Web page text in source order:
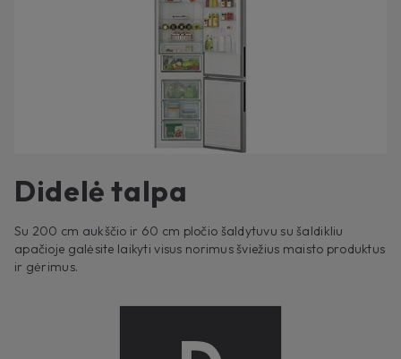
Didelė talpa
Su 200 cm aukščio ir 60 cm pločio šaldytuvu su šaldikliu
apačioje galėsite laikyti visus norimus šviežius maisto produktus
ir gėrimus.